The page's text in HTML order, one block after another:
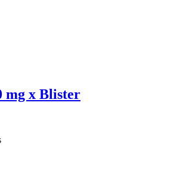
mg x Blister